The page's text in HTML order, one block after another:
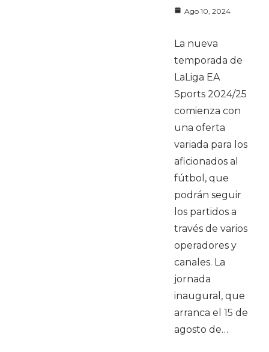
Ago 10, 2024
La nueva
temporada de
LaLiga EA
Sports 2024/25
comienza con
una oferta
variada para los
aficionados al
fútbol, que
podrán seguir
los partidos a
través de varios
operadores y
canales. La
jornada
inaugural, que
arranca el 15 de
agosto de…